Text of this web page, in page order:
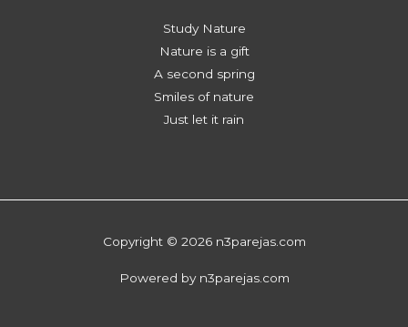
Study Nature
Nature is a gift
A second spring
Smiles of nature
Just let it rain
Copyright © 2026 n3parejas.com
Powered by n3parejas.com